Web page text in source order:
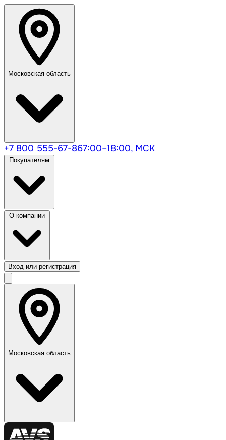
Московская область
+7 800 555-67-867:00–18:00, МСК
Вход или регистрация
Московская область